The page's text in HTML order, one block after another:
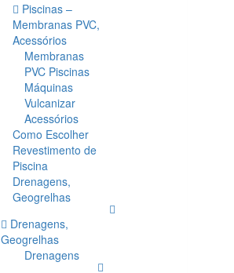
Piscinas –
Membranas PVC,
Acessórios
Membranas
PVC Piscinas
Máquinas
Vulcanizar
Acessórios
Como Escolher
Revestimento de
Piscina
Drenagens,
Geogrelhas
Drenagens,
Geogrelhas
Drenagens